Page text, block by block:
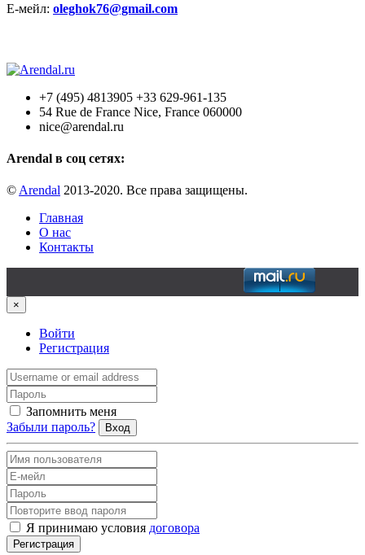
Е-мейл: oleghok76@gmail.com
+7 (495) 4813905 +33 629-961-135
54 Rue de France Nice, France 060000
nice@arendal.ru
Arendal в соц сетях:
©Arendal 2013-2020. Все права защищены.
Главная
О нас
Контакты
×
Войти
Регистрация
Запомнить меня
Забыли пароль?
Вход
Я принимаю условия договора
Регистрация